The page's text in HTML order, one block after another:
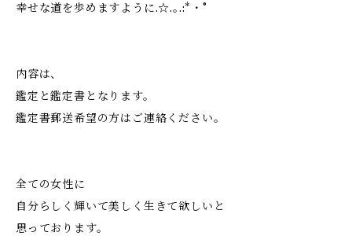
幸せな道を歩めますように.☆.｡.:*・°
内容は、
鑑定と鑑定書となります。
鑑定書郵送希望の方はご連絡ください。
全ての女性に
自分らしく輝いて美しく生きて欲しいと
思っております。